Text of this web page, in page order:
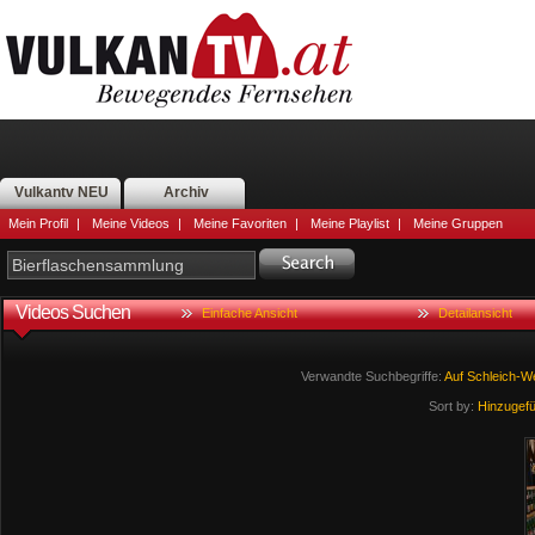
Vulkantv NEU Archiv
Mein Profil | Meine Videos | Meine Favoriten | Meine Playlist | Meine Gruppen
Videos Suchen Einfache Ansicht Detailansicht
Verwandte Suchbegriffe: Auf Schleich-
Sort by: